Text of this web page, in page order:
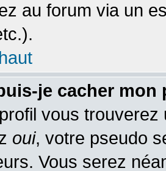
au forum via un
je cacher
vous
oui, votre pseudo
Vous serez